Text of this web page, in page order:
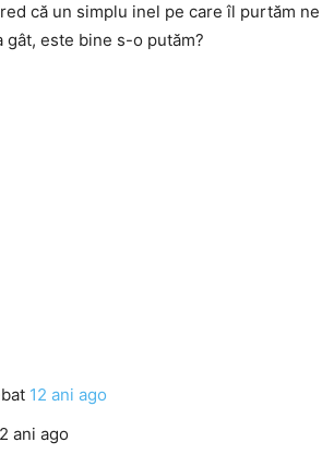
că un simplu inel pe care îl purtăm
gât, este bine s-o putăm?
12 ani ago
ani ago